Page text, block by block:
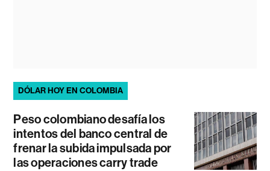
DÓLAR HOY EN COLOMBIA
Peso colombiano desafía los
intentos del banco central de
frenar la subida impulsada por
las operaciones carry trade